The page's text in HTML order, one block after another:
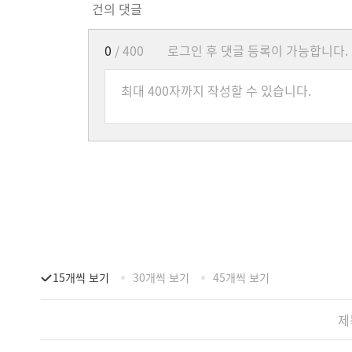
건의 댓글
로그인 후 댓글 등록이 가능합니다.
0 / 400
15개씩 보기 30개씩 보기 45개씩 보기